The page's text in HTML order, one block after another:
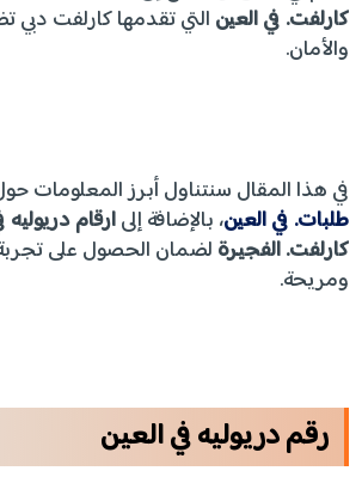
كارلفت. في العين التي تقدمها كارلفت دبي
والأمان.
في هذا المقال سنتناول أبرز المعلومات
طلبات. في العين، بالإضافة إلىارقام دريوليه
كارلفت. الفجيرة لضمان الحصول على
ومريحة.
رقم دريوليه في العين